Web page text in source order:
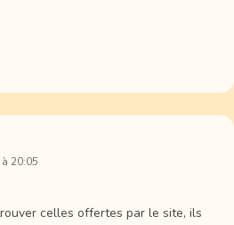
20:05
celles offertes par le site, ils